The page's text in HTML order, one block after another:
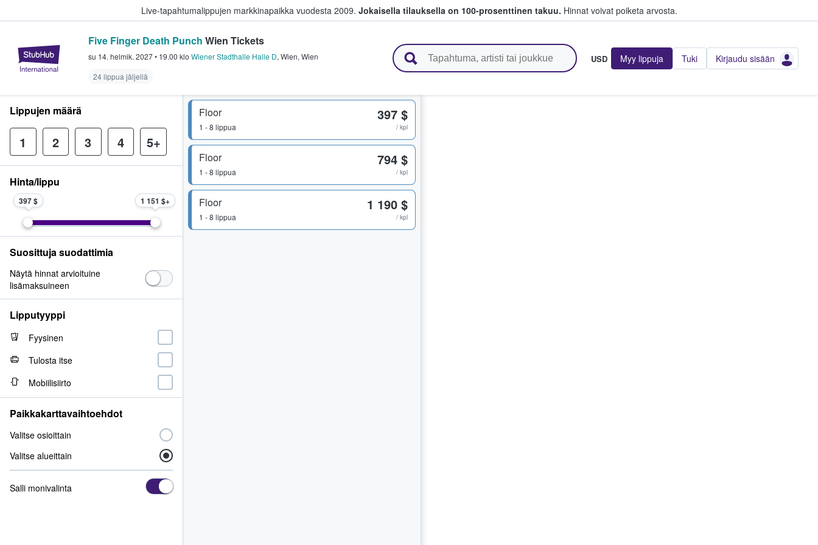
Live-tapahtumalippujen markkinapaikka vuodesta 2009. Jokaisella tilauksella on 100-prosenttinen takuu. Hinnat voivat poiketa arvosta.
StubHub - missä fanit ostavat ja myyvät lippuja
Five Finger Death Punch Wien Tickets
su 14. helmik. 2027• 19.00 klo Wiener Stadthalle Halle D, Wien, Wien
24 lippua jäljellä
USD Myy lippuja Tuki Kirjaudu sisään
Floor
1 - 8 lippua
397 $
/ kpl
Floor
1 - 8 lippua
794 $
/ kpl
Floor
1 - 8 lippua
1 190 $
/ kpl
Lippujen määrä
1 2 3 4 5+
Hinta/lippu
397 $ 1 151 $
Suosittuja suodattimia
Näytä hinnat arvioituine
lisämaksuineen
Lipputyyppi
Fyysinen
Tulosta itse
Mobiilisiirto
Paikkakarttavaihtoehdot
Valitse osioittain
Valitse alueittain
Salli monivalinta